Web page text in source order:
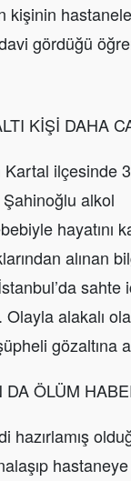
kişinin
gördüğü
KİŞİ DAHA
Kartal ilçesinde
alkol
hayatını
alınan
sahte
Olayla alakalı
gözaltına
DA ÖLÜM
hazırlamış
hastaneye